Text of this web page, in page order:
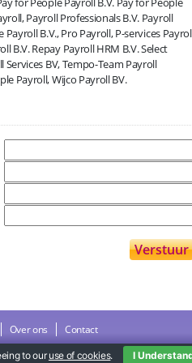
Payroll Professionals B.V. Payroll
B.V., Pro Payroll, P-services
B.V. Repay Payroll HRM B.V. Select
Services BV, Tempo-Team Payroll
Payroll, Wijco Payroll BV.
Over ons Contact
to ouruse of cookies. I